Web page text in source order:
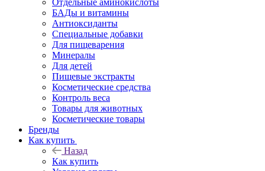
Отдельные аминокислоты
БАДы и витамины
Антиоксиданты
Специальные добавки
Для пищеварения
Минералы
Для детей
Пищевые экстракты
Косметические средства
Контроль веса
Товары для животных
Косметические товары
Бренды
Как купить
Назад
Как купить